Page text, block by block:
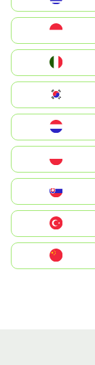
South Korea
United States
中國香港特別行政區